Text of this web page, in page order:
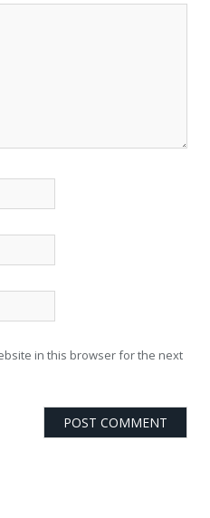
in this browser for the next